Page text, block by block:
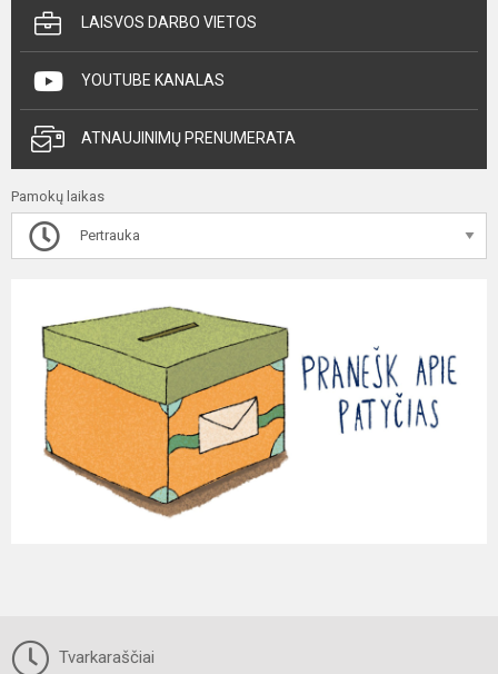
LAISVOS DARBO VIETOS
YOUTUBE KANALAS
ATNAUJINIMŲ PRENUMERATA
Pamokų laikas
Pertrauka
Tvarkaraščiai